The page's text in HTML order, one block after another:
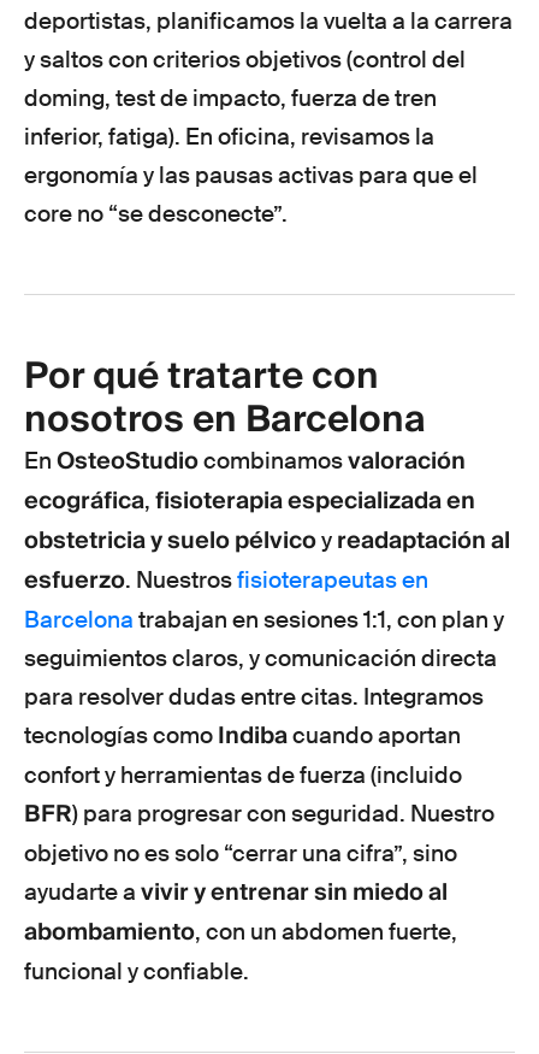
deportistas, planificamos la vuelta a la carrera
y saltos con criterios objetivos (control del
doming, test de impacto, fuerza de tren
inferior, fatiga). En oficina, revisamos la
ergonomía y las pausas activas para que el
core no “se desconecte”.
Por qué tratarte con
nosotros en Barcelona
En OsteoStudiocombinamosvaloración
ecográfica, fisioterapia especializada en
obstetricia y suelo pélvicoy readaptación al
esfuerzo. Nuestrosfisioterapeutas en
Barcelona trabajan en sesiones 1:1, con plan y
seguimientos claros, y comunicación directa
para resolver dudas entre citas. Integramos
tecnologías como Indibacuando aportan
confort y herramientas de fuerza (incluido
BFR) para progresar con seguridad. Nuestro
objetivo no es solo “cerrar una cifra”, sino
ayudarte a vivir y entrenar sin miedo al
abombamiento, con un abdomen fuerte,
funcional y confiable.